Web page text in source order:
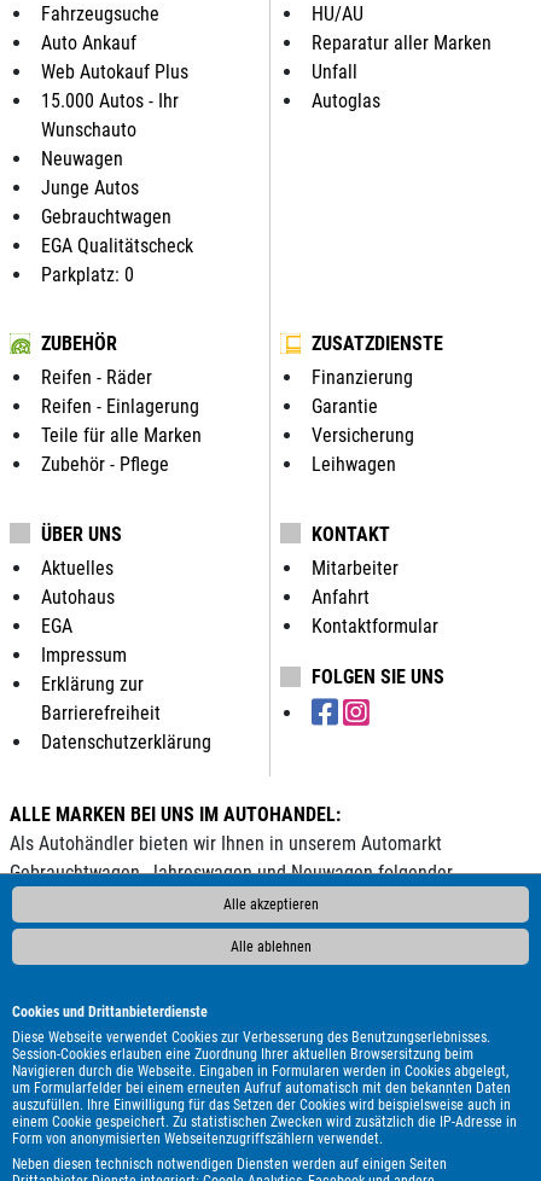
Alle akzeptieren
Alle ablehnen
Cookies und Drittanbieterdienste
Diese Webseite verwendet Cookies zur Verbesserung des Benutzungserlebnisses.
Session-Cookies erlauben eine Zuordnung Ihrer aktuellen Browsersitzung beim
Navigieren durch die Webseite. Eingaben in Formularen werden in Cookies abgelegt,
um Formularfelder bei einem erneuten Aufruf automatisch mit den bekannten Daten
auszufüllen. Ihre Einwilligung für das Setzen der Cookies wird beispielsweise auch in
einem Cookie gespeichert. Zu statistischen Zwecken wird zusätzlich die IP-Adresse in
Form von anonymisierten Webseitenzugriffszählern verwendet.
Neben diesen technisch notwendigen Diensten werden auf einigen Seiten
Fahrzeugsuche
Auto Ankauf
Web Autokauf Plus
15.000 Autos - Ihr
Wunschauto
Neuwagen
Junge Autos
Gebrauchtwagen
EGA Qualitätscheck
Parkplatz: 0
HU/AU
Reparatur aller Marken
Unfall
Autoglas
ZUBEHÖR
Reifen - Räder
Reifen - Einlagerung
Teile für alle Marken
Zubehör - Pflege
ZUSATZDIENSTE
Finanzierung
Garantie
Versicherung
Leihwagen
ÜBER UNS
Aktuelles
Autohaus
EGA
Impressum
Erklärung zur
Barrierefreiheit
Datenschutzerklärung
KONTAKT
Mitarbeiter
Anfahrt
Kontaktformular
FOLGEN SIE UNS
ALLE MARKEN BEI UNS IM AUTOHANDEL:
Als Autohändler bieten wir Ihnen in unserem Automarkt
Gebrauchtwagen, Jahreswagen und Neuwagen folgender
Alfa Romeo
Carthago
Chausson Chevrolet
Cupra
DAF DFSK DS Automobiles Dacia
Dodge
Econelo
Etrusco Fendt Fiat Ford Forster
Geely
Genesis
Harley-Davidson Honda Hyundai Isuzu
Itineo
JAC
Jaecoo Jaguar Jeep KGM Kia Knaus
Lada
Land Rover
Leapmotor MF